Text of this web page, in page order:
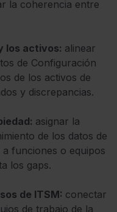
la coherencia entre
los activos: alinear
de Configuración
de los activos de
y discrepancias.
asignar la
de los datos de
funciones o equipos
los gaps.
de ITSM: conectar
de trabajo de la